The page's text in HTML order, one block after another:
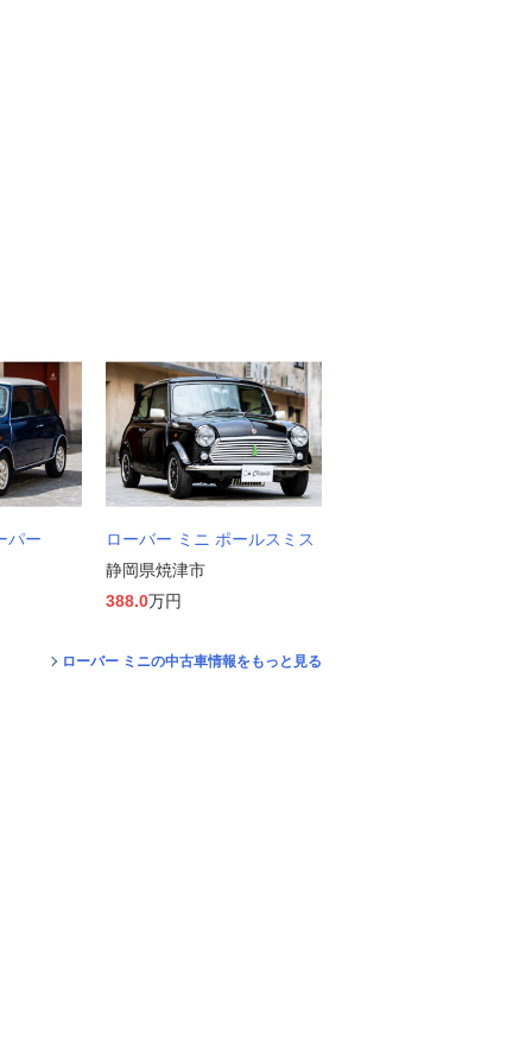
パー
ローバー ミニ ポールスミス
静岡県焼津市
388.0万円
ローバー ミニの中古車情報をもっと見る